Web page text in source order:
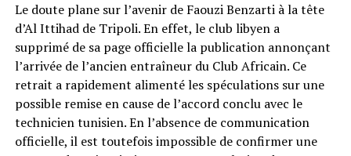
Le doute plane sur l’avenir de Faouzi Benzarti à la tête
d’Al Ittihad de Tripoli. En effet, le club libyen a
supprimé de sa page officielle la publication annonçant
l’arrivée de l’ancien entraîneur du Club Africain. Ce
retrait a rapidement alimenté les spéculations sur une
possible remise en cause de l’accord conclu avec le
technicien tunisien. En l’absence de communication
officielle, il est toutefois impossible de confirmer une